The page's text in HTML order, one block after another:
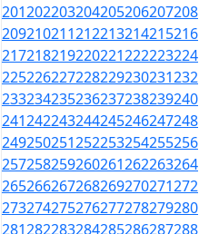
201202203204205206207208
209210211212213214215216
217218219220221222223224
225226227228229230231232
233234235236237238239240
241242243244245246247248
249250251252253254255256
257258259260261262263264
265266267268269270271272
273274275276277278279280
281282283284285286287288